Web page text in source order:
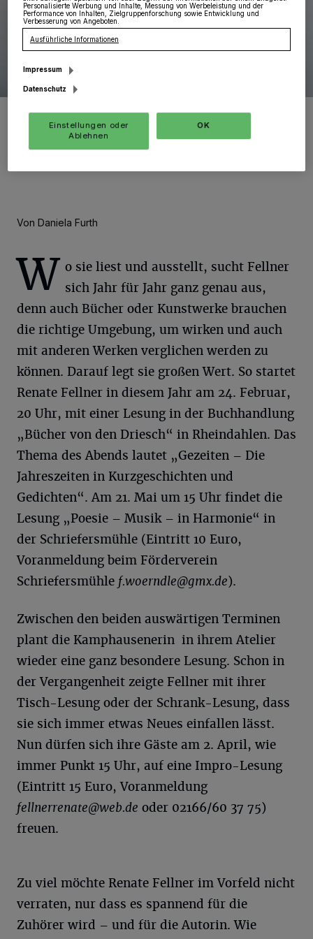
Autorin und Künstlerin Renate Fellner freut sich schon sehr auf ihre
Lesungen und Ausstellungen.
Foto: Kurier-Verlag GmbH/Julia Schäfer
Von Daniela Furth
W o sie liest und ausstellt, sucht Fellner
sich Jahr für Jahr ganz genau aus,
denn auch Bücher oder Kunstwerke brauchen
die richtige Umgebung, um wirken und auch
mit anderen Werken verglichen werden zu
können. Darauf legt sie großen Wert. So startet
Renate Fellner in diesem Jahr am 24. Februar,
20 Uhr, mit einer Lesung in der Buchhandlung
„Bücher von den Driesch“ in Rheindahlen. Das
Thema des Abends lautet „Gezeiten – Die
Jahreszeiten in Kurzgeschichten und
Gedichten“. Am 21. Mai um 15 Uhr findet die
Lesung „Poesie – Musik – in Harmonie“ in
der Schriefersmühle (Eintritt 10 Euro,
Voranmeldung beim Förderverein
Schriefersmühle f.woerndle@gmx.de).
Zwischen den beiden auswärtigen Terminen
plant die Kamphausenerin in ihrem Atelier
wieder eine ganz besondere Lesung. Schon in
der Vergangenheit zeigte Fellner mit ihrer
Tisch-Lesung oder der Schrank-Lesung, dass
sie sich immer etwas Neues einfallen lässt.
Nun dürfen sich ihre Gäste am 2. April, wie
immer Punkt 15 Uhr, auf eine Impro-Lesung
(Eintritt 15 Euro, Voranmeldung
fellnerrenate@web.de oder 02166/60 37 75)
freuen.
Zu viel möchte Renate Fellner im Vorfeld nicht
verraten, nur dass es spannend für die
Zuhörer wird – und für die Autorin. Wie
Personalisierte Werbung und Inhalte, Messung von Werbeleistung und der
Performance von Inhalten, Zielgruppenforschung sowie Entwicklung und
Verbesserung von Angeboten.
Ausführliche Informationen
Impressum
Datenschutz
Einstellungen oder
Ablehnen
OK